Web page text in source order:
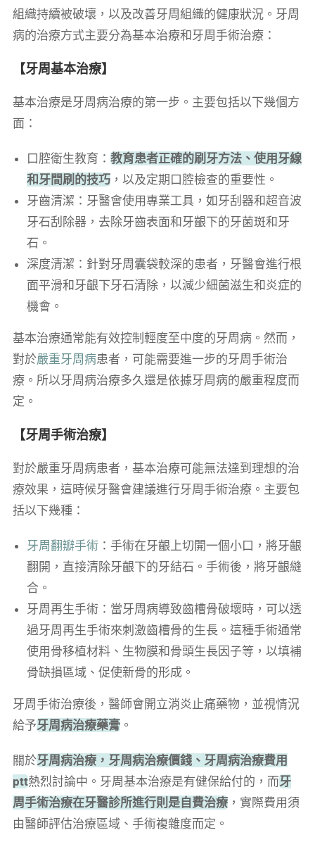
組織持續被破壞，以及改善牙周組織的健康狀況。牙周
病的治療方式主要分為基本治療和牙周手術治療：
【牙周基本治療】
基本治療是牙周病治療的第一步。主要包括以下幾個方
面：
口腔衛生教育： 教育患者正確的刷牙方法、使用牙線
和牙間刷的技巧，以及定期口腔檢查的重要性。
牙齒清潔：牙醫會使用專業工具，如牙刮器和超音波
牙石刮除器，去除牙齒表面和牙齦下的牙菌斑和牙
石。
深度清潔：針對牙周囊袋較深的患者，牙醫會進行根
面平滑和牙齦下牙石清除，以減少細菌滋生和炎症的
機會。
基本治療通常能有效控制輕度至中度的牙周病。然而，
對於嚴重牙周病患者，可能需要進一步的牙周手術治
療。所以牙周病治療多久還是依據牙周病的嚴重程度而
定。
【牙周手術治療】
對於嚴重牙周病患者，基本治療可能無法達到理想的治
療效果，這時候牙醫會建議進行牙周手術治療。主要包
括以下幾種：
牙周翻瓣手術：手術在牙齦上切開一個小口，將牙齦
翻開，直接清除牙齦下的牙結石。手術後，將牙齦縫
合。
牙周再生手術：當牙周病導致齒槽骨破壞時，可以透
過牙周再生手術來刺激齒槽骨的生長。這種手術通常
使用骨移植材料、生物膜和骨頭生長因子等，以填補
骨缺損區域、促使新骨的形成。
牙周手術治療後，醫師會開立消炎止痛藥物，並視情況
給予牙周病治療藥膏。
關於牙周病治療，牙周病治療價錢、牙周病治療費用
ptt熱烈討論中。牙周基本治療是有健保給付的，而牙
周手術治療在牙醫診所進行則是自費治療，實際費用須
由醫師評估治療區域、手術複雜度而定。